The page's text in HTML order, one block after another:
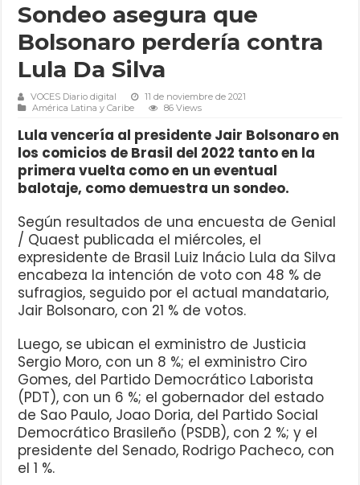
Sondeo asegura que
Bolsonaro perdería contra
Lula Da Silva
VOCES Diario digital
11 de noviembre de 2021
América Latina y Caribe
86 Views
Lula vencería al presidente Jair Bolsonaro en
los comicios de Brasil del 2022 tanto en la
primera vuelta como en un eventual
balotaje, como demuestra un sondeo.
Según resultados de una encuesta de Genial
/ Quaest publicada el miércoles, el
expresidente de Brasil Luiz Inácio Lula da Silva
encabeza la intención de voto con 48 % de
sufragios, seguido por el actual mandatario,
Jair Bolsonaro, con 21 % de votos.
Luego, se ubican el exministro de Justicia
Sergio Moro, con un 8 %; el exministro Ciro
Gomes, del Partido Democrático Laborista
(PDT), con un 6 %; el gobernador del estado
de Sao Paulo, Joao Doria, del Partido Social
Democrático Brasileño (PSDB), con 2 %; y el
presidente del Senado, Rodrigo Pacheco, con
el 1 %.